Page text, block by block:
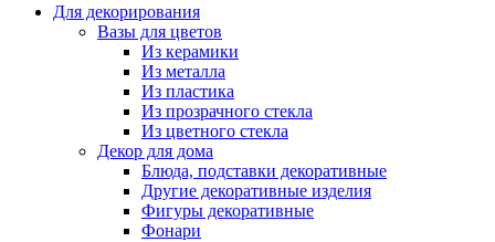
Для декорирования
Вазы для цветов
Из керамики
Из металла
Из пластика
Из прозрачного стекла
Из цветного стекла
Декор для дома
Блюда, подставки декоративные
Другие декоративные изделия
Фигуры декоративные
Фонари